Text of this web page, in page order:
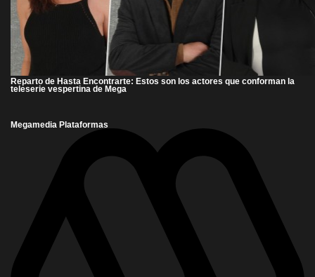
Reparto de Hasta Encontrarte: Estos son los actores que conforman la
teleserie vespertina de Mega
Megamedia Plataformas